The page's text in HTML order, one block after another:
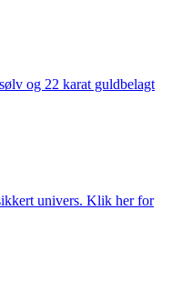
og 22 karat guldbelagt
univers. Klik her for